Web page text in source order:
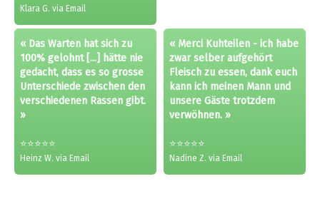
Klara G. via Email
« Das Warten hat sich zu
100% gelohnt [...] hätte nie
gedacht, dass es so grosse
Unterschiede zwischen den
verschiedenen Rassen gibt.
»
⭐⭐⭐⭐⭐
Heinz W. via Email
« Merci Kuhteilen - ich habe
zwar selber aufgehört
Fleisch zu essen, dank euch
kann ich meinen Mann und
unsere Gäste trotzdem
verwöhnen. »
⭐⭐⭐⭐⭐
Nadine Z. via Email